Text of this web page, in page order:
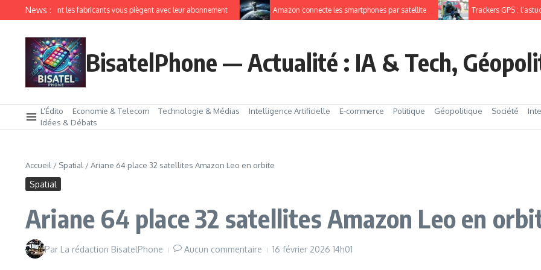
News :
comment les fabricants vous piègent avec leur abonnement Amazon connecte les smartphones par satellite Trackers GPS : l’astuce
BisatelPhone — Actualité : IA & Tech,
L’Édito Economie & Telecom Technologie & Médias Intelligence Artificielle E-commerce Politique Géopolitique Société
Idées & Débats
Accueil / Spatial /Ariane 64 place 32 satellites Amazon Leo en orbite
Spatial
Ariane 64 place 32 satellites Amazon Leo en
Par La rédaction BisatelPhone Aucun commentaire 16 février 2026 14h01